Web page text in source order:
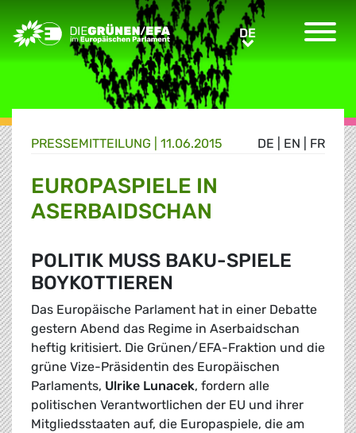
Greens/EFA Home DEDE
DE EN FR
PRESSE­MITTEILUNG 11.06.2015
EUROPASPIELE IN
ASERBAIDSCHAN
POLITIK MUSS BAKU-SPIELE
BOYKOTTIEREN
Das Europäische Parlament hat in einer Debatte
gestern Abend das Regime in Aserbaidschan
heftig kritisiert. Die Grünen/EFA-Fraktion und die
grüne Vize-Präsidentin des Europäischen
Parlaments, Ulrike Lunacek, fordern alle
politischen Verantwortlichen der EU und ihrer
Mitgliedsstaaten auf, die Europaspiele, die am